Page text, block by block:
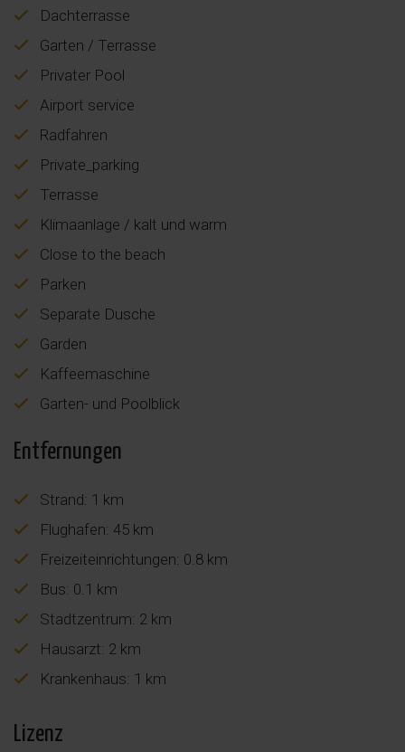
Dachterrasse
Garten / Terrasse
Privater Pool
Airport service
Radfahren
Private_parking
Terrasse
Klimaanlage / kalt und warm
Close to the beach
Parken
Separate Dusche
Garden
Kaffeemaschine
Garten- und Poolblick
Entfernungen
Strand: 1 km
Flughafen: 45 km
Freizeiteinrichtungen: 0.8 km
Bus: 0.1 km
Stadtzentrum: 2 km
Hausarzt: 2 km
Krankenhaus: 1 km
Lizenz